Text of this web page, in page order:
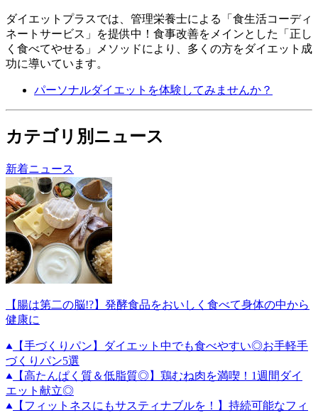
ダイエットプラスでは、管理栄養士による「食生活コーディ
ネートサービス」を提供中！ 食事改善をメインとした「正し
く食べてやせる」メソッドにより、多くの方をダイエット成
功に導いています。
パーソナルダイエットを体験してみませんか？
カテゴリ別ニュース
新着ニュース
【腸は第二の脳!?】発酵食品をおいしく食べて身体の中から
健康に
【手づくりパン】ダイエット中でも食べやすい◎お手軽手
づくりパン5選
【高たんぱく質＆低脂質◎】鶏むね肉を満喫！1週間ダイ
エット献立◎
【フィットネスにもサスティナブルを！】持続可能なフィ